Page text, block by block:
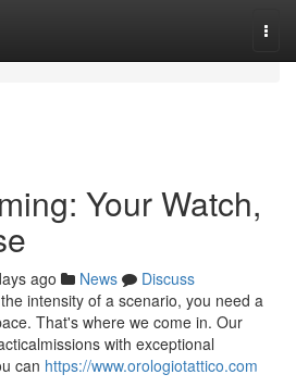
Your Watch,
ago News
Discuss
intensity of a scenario, you need a
That's where we come in. Our
with exceptional
can https://www.orologiotattico.com